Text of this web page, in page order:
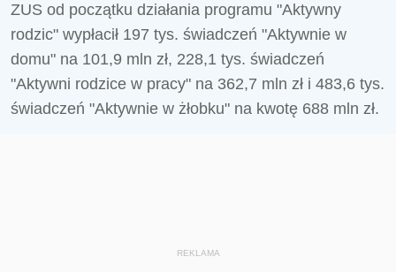
ZUS od początku działania programu "Aktywny
rodzic" wypłacił 197 tys. świadczeń "Aktywnie w
domu" na 101,9 mln zł, 228,1 tys. świadczeń
"Aktywni rodzice w pracy" na 362,7 mln zł i 483,6 tys.
świadczeń "Aktywnie w żłobku" na kwotę 688 mln zł.
REKLAMA